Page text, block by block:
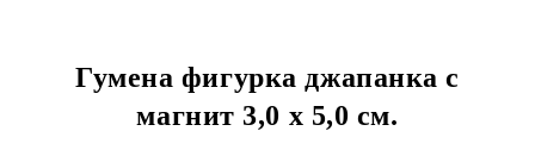
Гумена фигурка джапанка с
магнит 3,0 х 5,0 см.